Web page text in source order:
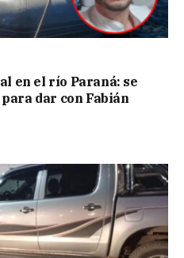
en el río Paraná: se
dar con Fabián